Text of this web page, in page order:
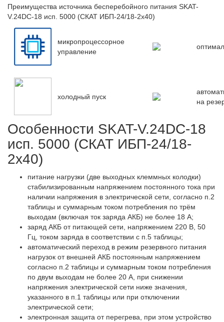
Преимущества источника бесперебойного питания SKAT-
V.24DC-18 исп. 5000 (СКАТ ИБП-24/18-2x40)
микропроцессорное
управление
холодный пуск
на
Особенности SKAT-V.24DC-18
исп. 5000 (СКАТ ИБП-24/18-
2x40)
питание нагрузки (две выходных клеммных колодки)
стабилизированным напряжением постоянного тока при
наличии напряжения в электрической сети, согласно п.2
таблицы и суммарным током потребления по трём
выходам (включая ток заряда АКБ) не более 18 А;
заряд АКБ от питающей сети, напряжением 220 В, 50
Гц, током заряда в соответствии с п.5 таблицы;
автоматический переход в режим резервного питания
нагрузок от внешней АКБ постоянным напряжением
согласно п.2 таблицы и суммарным током потребления
по двум выходам не более 20 А, при снижении
напряжения электрической сети ниже значения,
указанного в п.1 таблицы или при отключении
электрической сети;
электронная защита от перегрева, при этом устройство